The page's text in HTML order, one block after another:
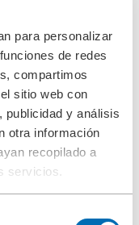
para personalizar
de redes
compartimos
sitio web con
publicidad y análisis
otra información
recopilado a
servicios.
riesgos laborales